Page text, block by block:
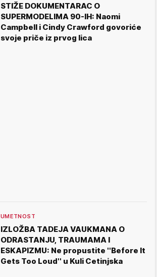
STIŽE DOKUMENTARAC O
SUPERMODELIMA 90-IH: Naomi
Campbell i Cindy Crawford govoriće
svoje priče iz prvog lica
UMETNOST
IZLOŽBA TADEJA VAUKMANA O
ODRASTANJU, TRAUMAMA I
ESKAPIZMU: Ne propustite ''Before It
Gets Too Loud'' u Kuli Cetinjska